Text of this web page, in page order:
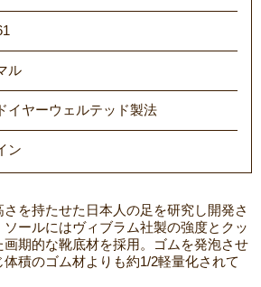
ル
イヤーウェルテッド製法
ン
を持たせた日本人の足を研究し開発さ
ールにはヴィブラム社製の強度とクッ
期的な靴底材を採用。ゴムを発泡させ
積のゴム材よりも約1/2軽量化されて